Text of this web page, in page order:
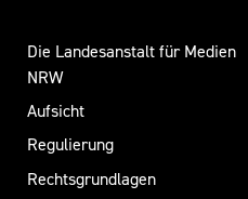
Die Landesanstalt für Medien
NRW
Aufsicht
Regulierung
Rechtsgrundlagen